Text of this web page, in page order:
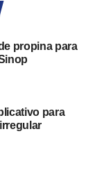
na
por
propina para
para